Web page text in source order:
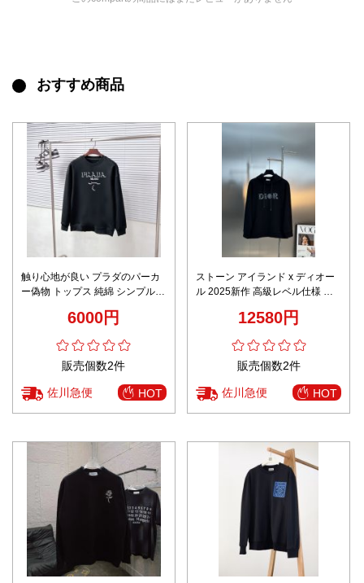
おすすめ商品
触り心地が良い プラダのパーカ
ー偽物 トップス 純綿 シンプル
6000円
販売個数2件
佐川急便 HOT
ストーン アイランド x ディオー
ル 2025新作 高級レベル仕様 パ
即納対応 高再現度モデル
12580円
販売個数2件
佐川急便 HOT